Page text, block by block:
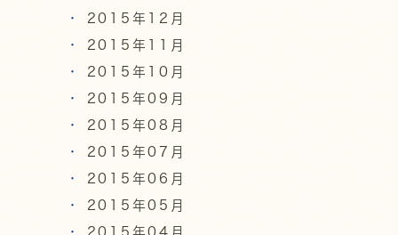
2015年12月
2015年11月
2015年10月
2015年09月
2015年08月
2015年07月
2015年06月
2015年05月
2015年04月